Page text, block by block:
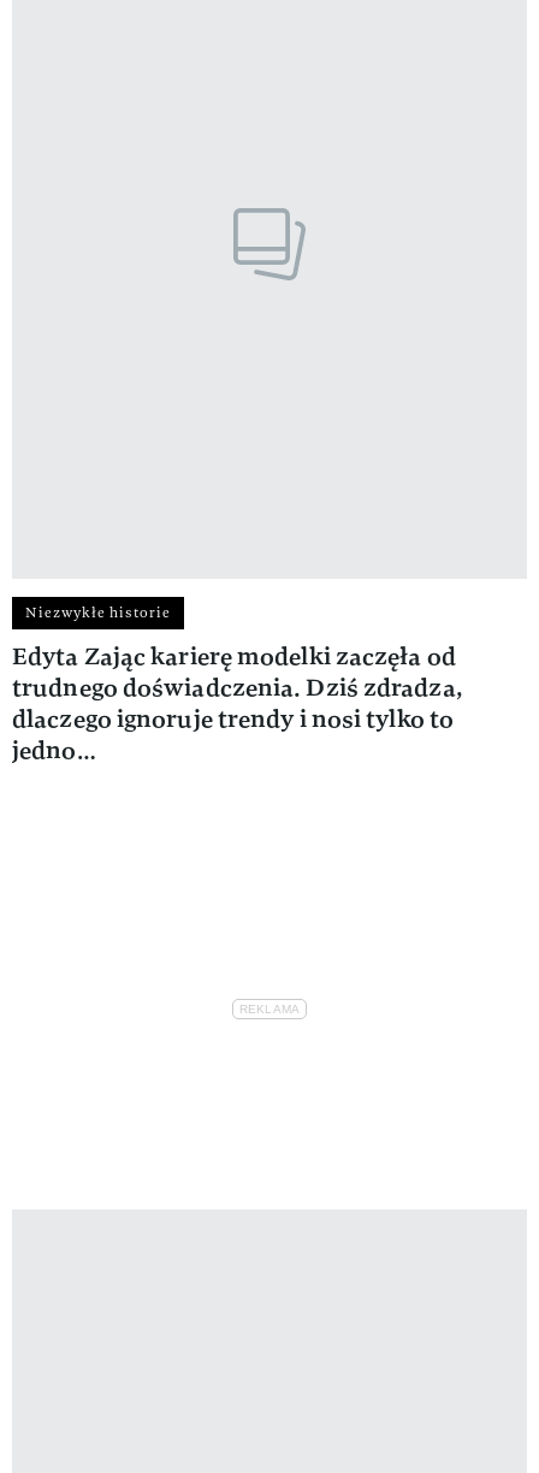
Niezwykłe historie
Edyta Zając karierę modelki zaczęła od
trudnego doświadczenia. Dziś zdradza,
dlaczego ignoruje trendy i nosi tylko to
jedno…